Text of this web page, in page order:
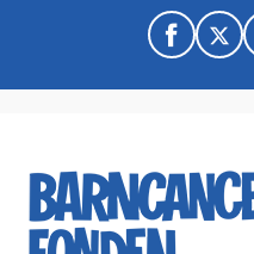
F
a
e
b
T
w
t
t